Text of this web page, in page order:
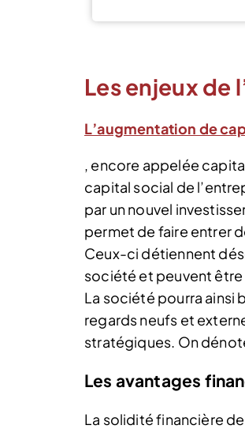
Les enjeux de
L’augmentation de
, encore appelée
capital social de
par un nouvel
permet de faire entrer
Ceux-ci détiennent
société et peuvent être
La société pourra ainsi
regards neufs et
stratégiques. On
Les avantages
La solidité financière